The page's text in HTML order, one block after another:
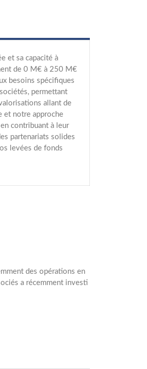
et sa capacité à
de 0 M€ à 250 M€
besoins spécifiques
permettant
allant de
et notre approche
contribuant à leur
partenariats solides
levées de fonds
des opérations en
a récemment investi